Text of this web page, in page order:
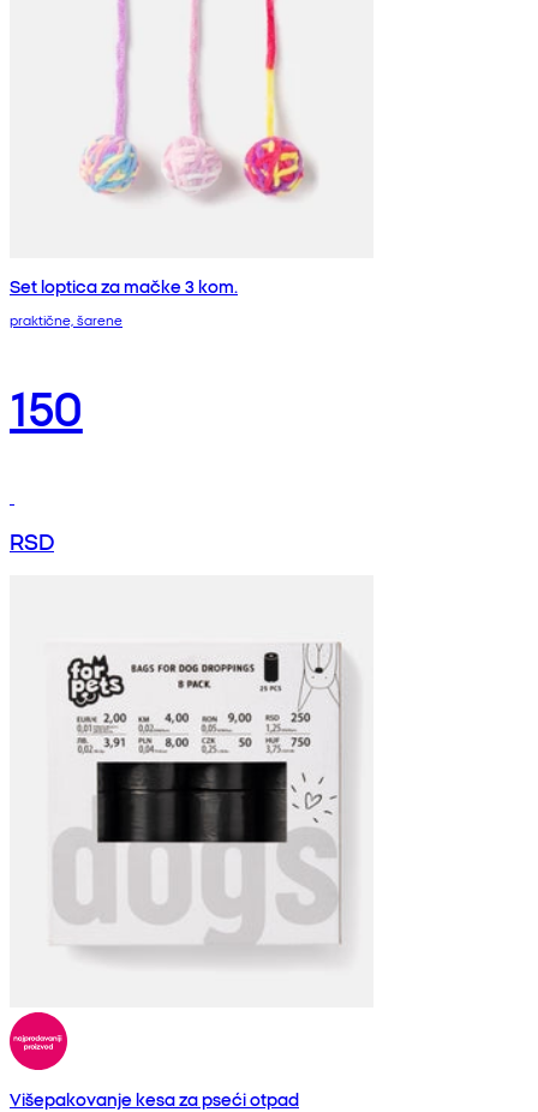
Set loptica za mačke 3 kom.
praktične, šarene
150
RSD
Višepakovanje kesa za pseći otpad